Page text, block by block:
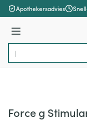
Ga naar de inhoud
Apothekersadvies
Menu
Product, merk,
Force g